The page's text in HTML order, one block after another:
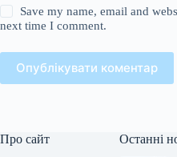
Save my name, email and
next time I comment.
Опублікувати коментар
Про сайт Останні